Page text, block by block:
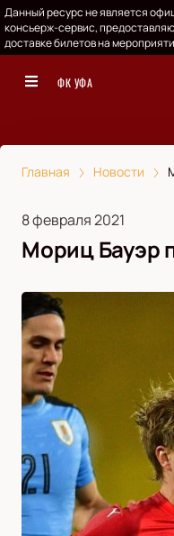
Данный ресурс не является
консьерж-сервис,
доставке билетов на
ФК УФА
Главная Новости
8 февраля 2021
Мориц Бауэр